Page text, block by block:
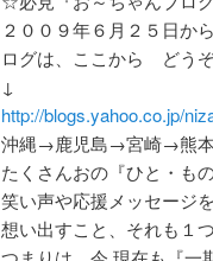
２００９年６月２５日か
ログは、ここから どう
↓
http://blogs.yahoo.co.jp/
沖縄→鹿児島→宮崎→熊
たくさんおの『ひと・も
笑い声や応援メッセージ
想い出すこと、それも１